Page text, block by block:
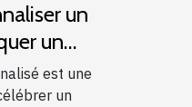
un
un
est une
un